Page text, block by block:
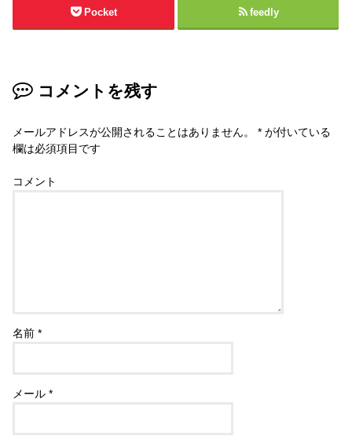
Pocket feedly
コメントを残す
メールアドレスが公開されることはありません。 * が付いている
欄は必須項目です
コメント
名前*
メール*